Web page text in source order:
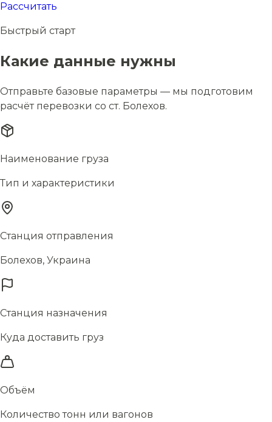
Рассчитать
Быстрый старт
Какие данные нужны
Отправьте базовые параметры — мы подготовим
расчёт перевозки со ст. Болехов.
Наименование груза
Тип и характеристики
Станция отправления
Болехов, Украина
Станция назначения
Куда доставить груз
Объём
Количество тонн или вагонов